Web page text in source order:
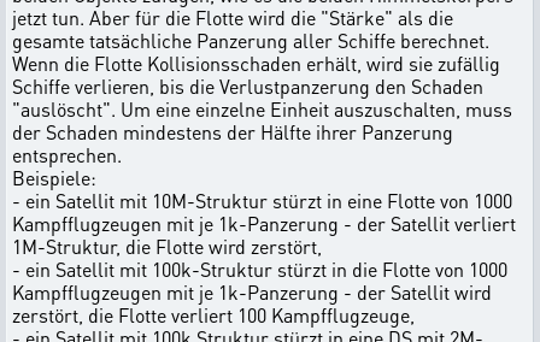
jetzt tun. Aber für die Flotte wird die "Stärke" als die
gesamte tatsächliche Panzerung aller Schiffe berechnet.
Wenn die Flotte Kollisionsschaden erhält, wird sie zufällig
Schiffe verlieren, bis die Verlustpanzerung den Schaden
"auslöscht". Um eine einzelne Einheit auszuschalten, muss
der Schaden mindestens der Hälfte ihrer Panzerung
entsprechen.
Beispiele:
- ein Satellit mit 10M-Struktur stürzt in eine Flotte von 1000
Kampfflugzeugen mit je 1k-Panzerung - der Satellit verliert
1M-Struktur, die Flotte wird zerstört,
- ein Satellit mit 100k-Struktur stürzt in die Flotte von 1000
Kampfflugzeugen mit je 1k-Panzerung - der Satellit wird
zerstört, die Flotte verliert 100 Kampfflugzeuge,